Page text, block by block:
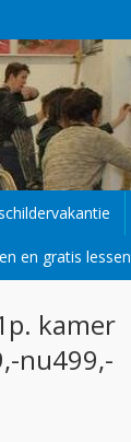
en gratis lessen
kamer
nu499,-